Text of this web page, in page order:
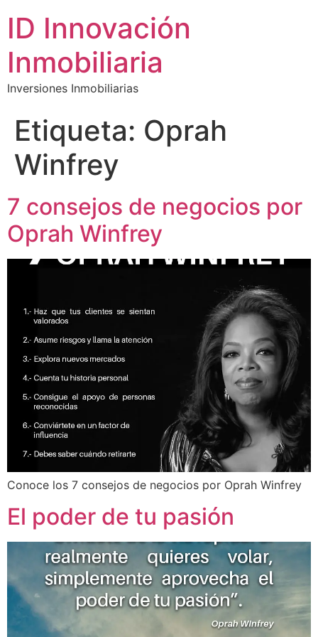
ID Innovación
Inmobiliaria
Inversiones Inmobiliarias
Etiqueta: Oprah
Winfrey
7 consejos de negocios por
Oprah Winfrey
Conoce los 7 consejos de negocios por Oprah Winfrey
El poder de tu pasión